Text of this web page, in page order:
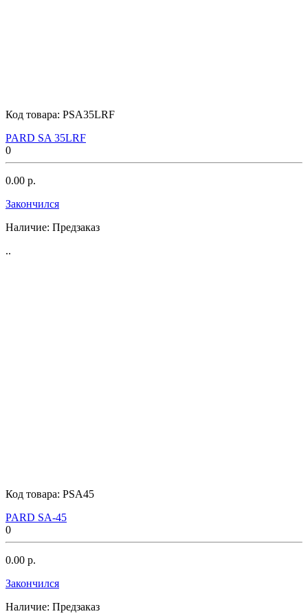
Код товара: PSA35LRF
PARD SA 35LRF
0
0.00 р.
Закончился
Наличие: Предзаказ
..
Код товара: PSA45
PARD SA-45
0
0.00 р.
Закончился
Наличие: Предзаказ